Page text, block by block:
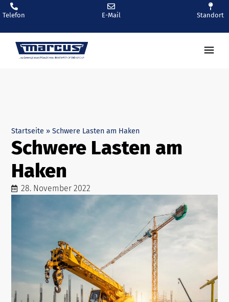
Telefon E-Mail Standort
Startseite »Schwere Lasten am Haken
Schwere Lasten am
Haken
28. November 2022